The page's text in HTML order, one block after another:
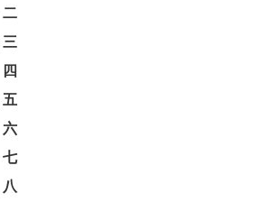
二
三
四
五
六
七
八